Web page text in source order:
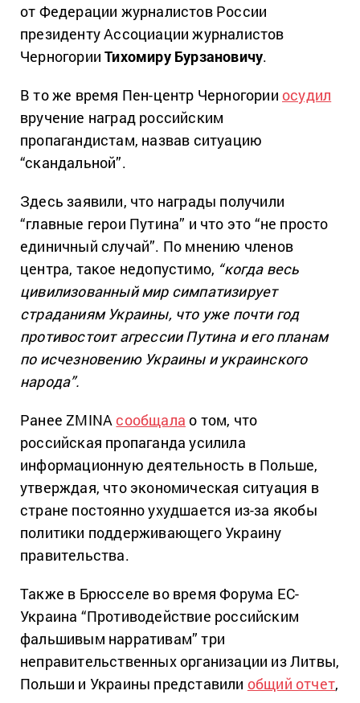
от Федерации журналистов России
президенту Ассоциации журналистов
ЧерногорииТихомиру Бурзановичу.
В то же время Пен-центр Черногории осудил
вручение наград российским
пропагандистам, назвав ситуацию
“скандальной”.
Здесь заявили, что награды получили
“главные герои Путина” и что это “не просто
единичный случай”. По мнению членов
центра, такое недопустимо, “когда весь
цивилизованный мир симпатизирует
страданиям Украины, что уже почти год
противостоит агрессии Путина и его планам
по исчезновению Украины и украинского
народа”.
Ранее ZMINA сообщала о том, что
российская пропаганда усилила
информационную деятельность в Польше,
утверждая, что экономическая ситуация в
стране постоянно ухудшается из-за якобы
политики поддерживающего Украину
правительства.
Также в Брюсселе во время Форума ЕС-
Украина “Противодействие российским
фальшивым нарративам” три
неправительственных организации из Литвы,
Польши и Украины представили общий отчет,